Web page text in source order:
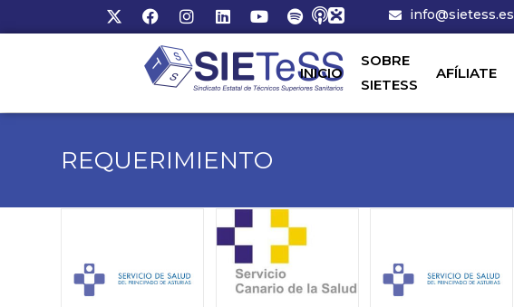
info@sietess.es
INICIO
SOBRE
SIETESS
AFÍLIATE
REQUERIMIENTO